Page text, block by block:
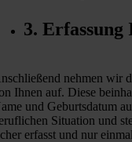
3.
nehmen wir
Ihnen auf. Diese
und Geburtsdatum
Situation und
erfasst und nur